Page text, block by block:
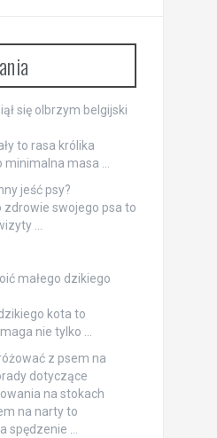
się olbrzym belgijski
to rasa królika
masa …
jeść psy?
zdrowie swojego psa to
…
małego dzikiego
kota to
nie tylko …
z psem na
dotyczące
na stokach
na narty to
spędzenie …